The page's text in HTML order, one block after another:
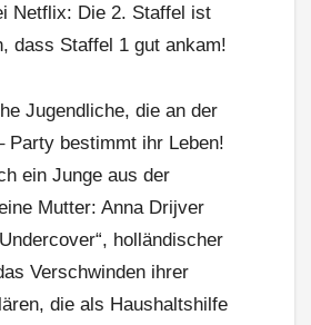
Netflix: Die 2. Staffel ist
dass Staffel 1 gut ankam!
Jugendliche, die an der
Party bestimmt ihr Leben!
ein Junge aus der
Mutter: Anna Drijver
holländischer
Verschwinden ihrer
die als Haushaltshilfe